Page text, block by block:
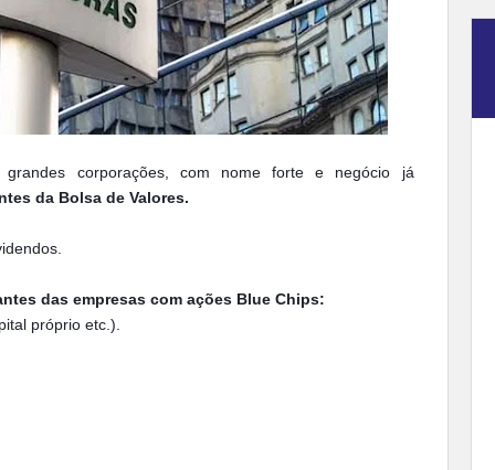
corporações, com nome forte e negócio já
da Bolsa de Valores.
das empresas com ações Blue Chips:
próprio etc.).